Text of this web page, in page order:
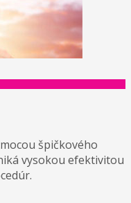
špičkového
vysokou efektivitou